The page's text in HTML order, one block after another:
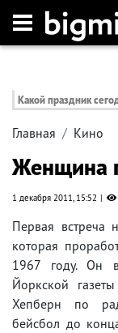
Какой праздник
Главная Кино
Женщина
1 декабря 2011, 15:52
Первая встреча
которая
1967 году. Он
Йоркской
Хепберн по
бейсбол до